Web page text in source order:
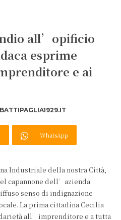
all’opificio
esprime
e ai
WhatsApp
Industriale della nostra Città,
capannone dell’azienda
senso di indignazione
La prima cittadina Cecilia
all’imprenditore e a tutta